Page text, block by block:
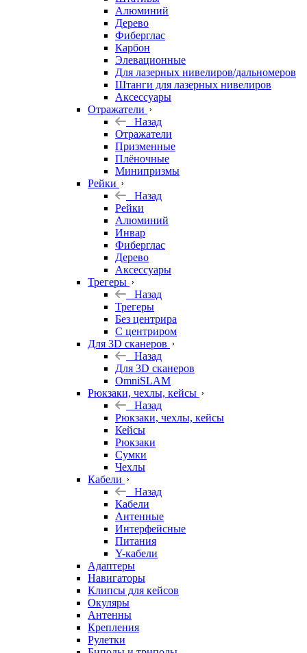
Алюминий
Дерево
Фиберглас
Карбон
Элевационные
Для лазерных нивелиров/дальномеров
Штанги для лазерных нивелиров
Аксессуары
Отражатели
Назад
Отражатели
Призменные
Плёночные
Минипризмы
Рейки
Назад
Рейки
Алюминий
Инвар
Фиберглас
Дерево
Аксессуары
Трегеры
Назад
Трегеры
Без центрира
С центриром
Для 3D сканеров
Назад
Для 3D сканеров
OmniSLAM
Рюкзаки, чехлы, кейсы
Назад
Рюкзаки, чехлы, кейсы
Кейсы
Рюкзаки
Сумки
Чехлы
Кабели
Назад
Кабели
Антенные
Интерфейсные
Питания
Y-кабели
Адаптеры
Навигаторы
Клипсы для кейсов
Окуляры
Антенны
Крепления
Рулетки